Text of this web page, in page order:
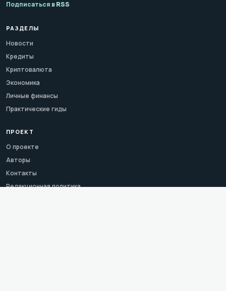
Подписаться в RSS
РАЗДЕЛЫ
Новости
Кредиты
Криптовалюта
Экономика
Личные финансы
Практические гиды
ПРОЕКТ
О проекте
Авторы
Контакты
Редакционная политика